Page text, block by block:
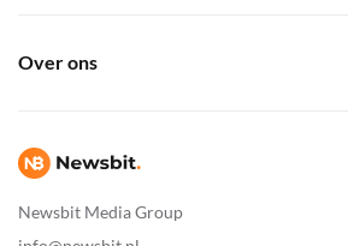
Newsbit Media Group
Over ons